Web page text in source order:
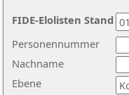
Nachname
Ebene
Personennummer
FIDE-Elolisten Stand